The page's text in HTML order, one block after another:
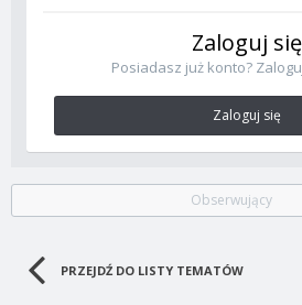
Zaloguj się
Posiadasz już konto?
Zaloguj się
Obserwujący
PRZEJDŹ DO LISTY TEMATÓW